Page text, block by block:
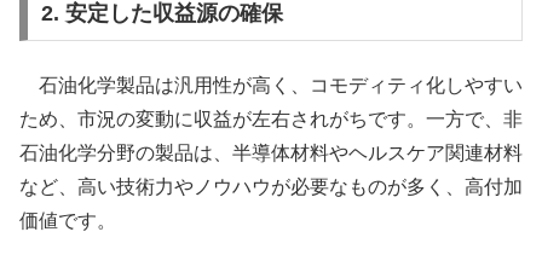
2. 安定した収益源の確保
石油化学製品は汎用性が高く、コモディティ化しやすい
ため、市況の変動に収益が左右されがちです。一方で、非
石油化学分野の製品は、半導体材料やヘルスケア関連材料
など、高い技術力やノウハウが必要なものが多く、高付加
価値です。